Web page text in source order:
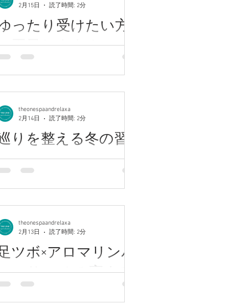
ワークや冷えが気になる方ほど、反
が出やすい部分です。 忙しい方でも
心。 40分のショートコースでも、必
なポイントを絞って集中ケアが
呂合わせ」**で2月17日になっていま
。 面白いですね。 内側からは食事か
、身体の外側からはリンパケアで。
りを整える習慣を少しずつ付けまし
う。 ★★★★ブログ担当
ジ 当サロンオリジナル、自慢の手
で本格ヘッドスパ体感!上質な休息時
ご堪能* 【ザ ワンスパ】で検索♪
インスタ】the one spa and relaxation
ローミー♪♪ 【ホットペッパービュ
ク
らい肩こりを我慢していませんか？
スクワークやスマホ時間が増えるほ
、首・肩まわりは固まりやすくなり
や疲れの抜けにくさにもつながるこ
のリラックス効果とオイルトリート
ントで筋肉をやわらかくほぐし、滞
いきます。 「肩が軽い」「呼吸がし
さい。 慢性的な肩こりでお悩みの方
桑原★★★★★★ 〈探していたの
この贅沢〉じっくり圧のリンパオイ
休息時間ご堪能* 【ザ ワンスパ】で
インスタ】the one spa and
フォローミー♪♪ 【ホットペッ
ービュティー】川崎駅西口
ったり受けたい方
平日おすすめ
均一価格◎ 川崎西口徒歩7分.尻手
分バス停目の前 ★★★★★★★★★★
つもご利用ありがとうございます。
週は平日のご予約枠にまだ空きがご
います。 比較的ゆったりご案内しや
り施術を受けたい方、 お身体の疲れ
肩こりや首の重だるさ、疲れが抜け
くいと感じている方は、 筋肉の緊張
ています。 アロマリンパトリートメ
まわりをゆっくりほぐし、 巡りを整
ていきます。 香りに包まれながら、
ださい。 ご予約状況は日々変動いた
ます。 気になるお時間がございまし
2月15日
読了時間: 2分
りを整える冬の習慣
崎アロマ高評価サロン♪【完全個室】
スタムメイドメニュー充実☆全ての
均一価格◎ 川崎西口徒歩7分.尻手
しまいます。 寒さの中で身体を極限
で使いながら魅せる姿に、毎回心が
かされます。 全身のバランス感覚や
軟性、瞬発力が求められる競技。 強
緊張の中で体をコントロールし、最
のパフォーマンスを引き出すには、
theonespaandrelaxa
2月14日
読了時間: 2分
ツボ×アロマリンパ
ッサージで 高まる
乗効果
theonespaandrelaxa
2月13日
読了時間: 2分